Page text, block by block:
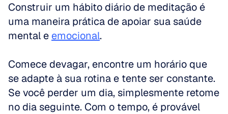
Construir um hábito diário de meditação é
uma maneira prática de apoiar sua saúde
mental e emocional.
Comece devagar, encontre um horário que
se adapte à sua rotina e tente ser constante.
Se você perder um dia, simplesmente retome
no dia seguinte. Com o tempo, é provável